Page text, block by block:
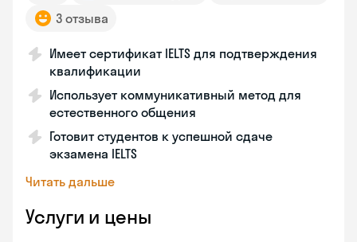
3 отзыва
Имеет сертификат IELTS для подтверждения
квалификации
Использует коммуникативный метод для
естественного общения
Готовит студентов к успешной сдаче
экзамена IELTS
Читать дальше
Услуги и цены